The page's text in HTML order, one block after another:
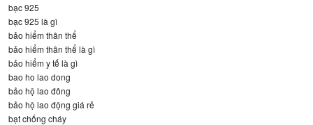
bạc 925
bạc 925 là gì
bảo hiểm thân thể
bảo hiểm thân thể là gì
bảo hiểm y tế là gì
bao ho lao dong
bảo hộ lao đông
bảo hộ lao động giá rẻ
bạt chống cháy